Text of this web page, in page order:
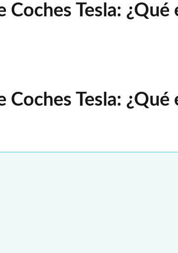
Tesla: ¿Qué
Tesla: ¿Qué